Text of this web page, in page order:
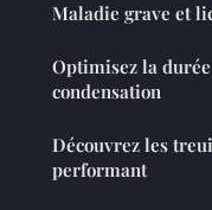
Maladie grave et
Optimisez la
condensation
Découvrez les
performant